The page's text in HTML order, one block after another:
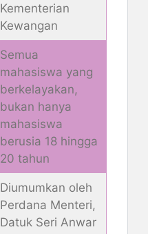
Kementerian
Kewangan
Semua
mahasiswa yang
berkelayakan,
bukan hanya
mahasiswa
berusia 18 hingga
20 tahun
Diumumkan oleh
Perdana Menteri,
Datuk Seri Anwar